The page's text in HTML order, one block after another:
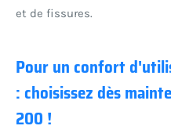
et de fissures.
Pour un confort
: choisissez dès
200 !